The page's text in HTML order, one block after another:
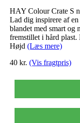
HAY Colour Crate S
Lad dig inspirere af
blandet med smart og
fremstillet i hård
Højd (Læs mere)
40 kr. (Vis fragtpris)